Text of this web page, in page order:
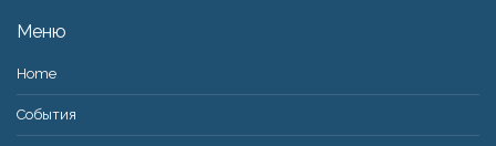
Меню
Home
События